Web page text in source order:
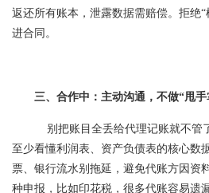
返还所有账本，泄露数据需赔偿。拒绝
进合同。
三、合作中：主动沟通，不做“甩手
别把账目全丢给代理记账就不管
至少看懂利润表、资产负债表的核心数
票、银行流水别拖延，避免代账方因资
种申报，比如印花税，很多代账容易遗